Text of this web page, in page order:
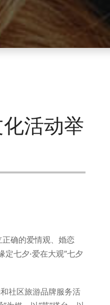
化活动举
确的爱情观、婚恋
七夕·爱在大观”七夕
社区旅游品牌服务活